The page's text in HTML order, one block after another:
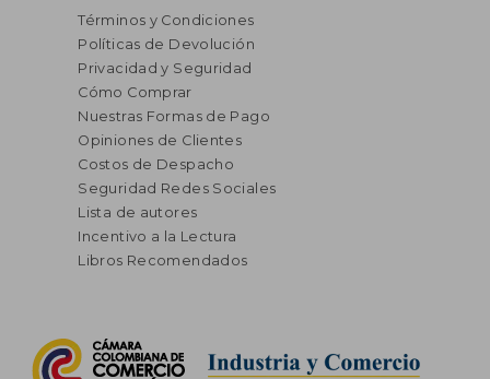
45%
dcto. $ 78.040
Términos y Condiciones
Políticas de Devolución
Privacidad y Seguridad
Cómo Comprar
Nuestras Formas de Pago
Opiniones de Clientes
Costos de Despacho
Seguridad Redes Sociales
Lista de autores
Incentivo a la Lectura
Libros Recomendados